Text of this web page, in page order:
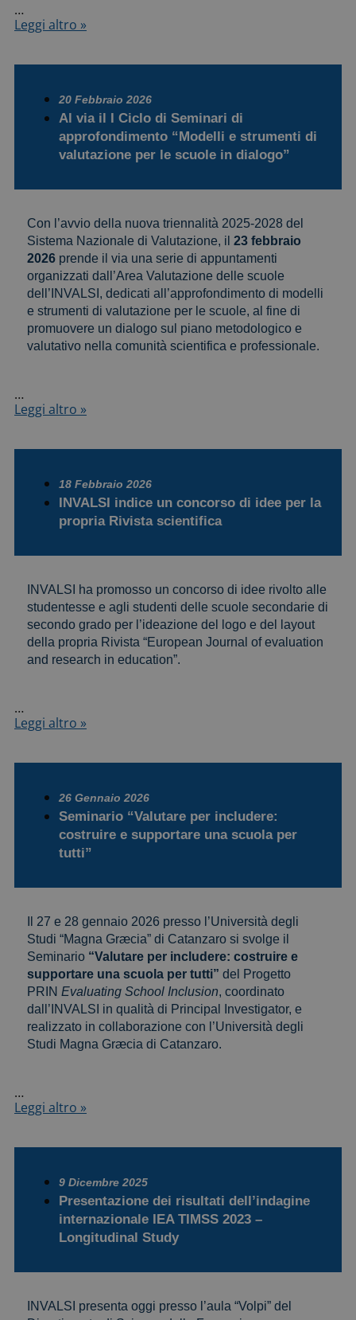
…
“UPGRADE
il
turno.
donne,
futuro
inizia
ieri”
Leggi altro »
20 Febbraio 2026
Al via il I Ciclo di Seminari di
approfondimento “Modelli e strumenti di
valutazione per le scuole in dialogo”
Con l’avvio della nuova triennalità 2025-2028 del
Sistema Nazionale di Valutazione, il 23 febbraio
2026 prende il via una serie di appuntamenti
organizzati dall’Area Valutazione delle scuole
dell’INVALSI, dedicati all’approfondimento di modelli
e strumenti di valutazione per le scuole, al fine di
promuovere un dialogo sul piano metodologico e
valutativo nella comunità scientifica e professionale.
…
Al
I
Seminari
approfondimento
e
valutazione
per
scuole
Leggi altro »
18 Febbraio 2026
INVALSI indice un concorso di idee per la
propria Rivista scientifica
INVALSI ha promosso un concorso di idee rivolto alle
studentesse e agli studenti delle scuole secondarie di
secondo grado per l’ideazione del logo e del layout
della propria Rivista “European Journal of evaluation
and research in education”.
…
INVALSI
di
scientifica
Leggi altro »
26 Gennaio 2026
Seminario “Valutare per includere:
costruire e supportare una scuola per
tutti”
Il 27 e 28 gennaio 2026 presso l’Università degli
Studi “Magna Græcia” di Catanzaro si svolge il
Seminario “Valutare per includere: costruire e
supportare una scuola per tutti” del Progetto
PRIN Evaluating School Inclusion, coordinato
dall’INVALSI in qualità di Principal Investigator, e
realizzato in collaborazione con l’Università degli
Studi Magna Græcia di Catanzaro.
…
Seminario
includere:
supportare
Leggi altro »
9 Dicembre 2025
Presentazione dei risultati dell’indagine
internazionale IEA TIMSS 2023 –
Longitudinal Study
INVALSI presenta oggi presso l’aula “Volpi” del